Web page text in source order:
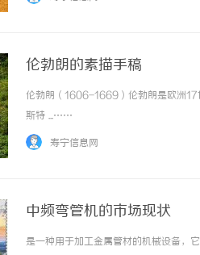
伦勃朗的素描手稿
伦勃朗（1606-1669）伦勃朗是欧洲17
斯特 ...……
寿宁信息网
中频弯管机的市场现状
是一种用于加工金属管材的机械设备，